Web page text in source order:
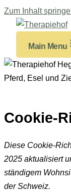
Zum Inhalt
Main Menu
Cookie-
Diese Cookie-
2025 aktualisiert
ständigem
der Schweiz.